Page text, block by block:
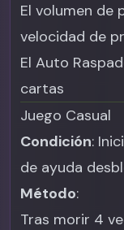
El volumen de
velocidad de
El Auto
cartas
Juego Casual
Condición:
de ayuda
Método:
Tras morir 4